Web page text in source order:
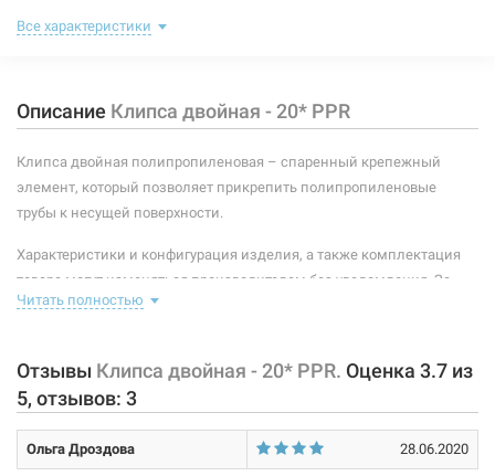
Тип крепления трубы:
Материал корпуса: рандом сополимер полипропилен тип 3
Все характеристики
Описание Клипса двойная - 20* PPR
Клипса двойная полипропиленовая – спаренный крепежный
элемент, который позволяет прикрепить полипропиленовые
трубы к несущей поверхности.
Характеристики и конфигурация изделия, а также комплектация
товара могут изменяться производителем без уведомления. За
внесенные производителем изменения, магазин ответственности
Читать полностью
Отзывы Клипса двойная - 20* PPR. Оценка 3.7 из
5, отзывов: 3
Ольга Дроздова 28.06.2020